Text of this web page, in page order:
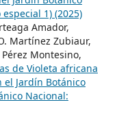
1) (2025)
Amador,
Martínez Zubiaur,
Montesino,
de Violeta africana
Jardín Botánico
Nacional: